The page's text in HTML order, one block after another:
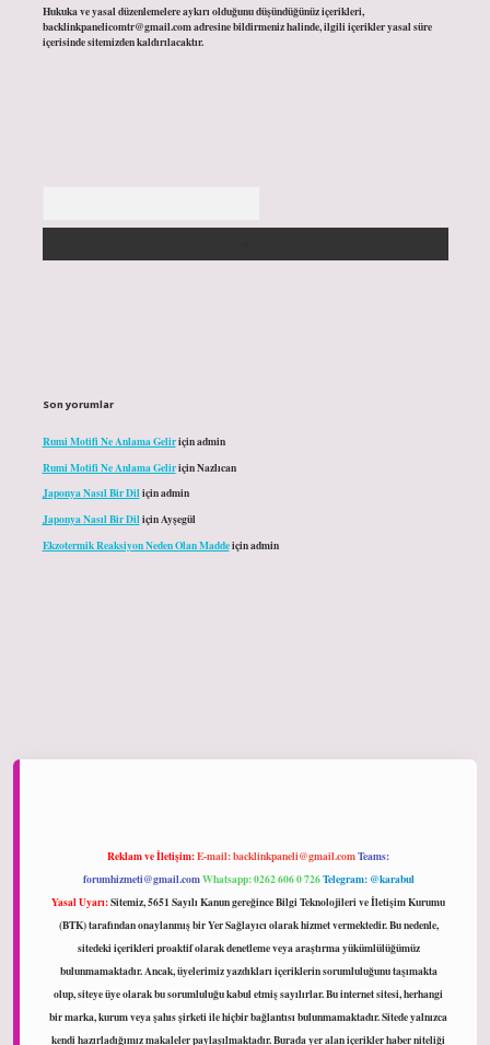
Hukuka ve yasal düzenlemelere aykırı olduğunu düşündüğünüz içerikleri,
backlinkpanelicomtr@gmail.comadresine bildirmeniz halinde, ilgili içerikler yasal süre
içerisinde sitemizden kaldırılacaktır.
Son yorumlar
Rumi Motifi Ne Anlama Geliriçinadmin
Rumi Motifi Ne Anlama GeliriçinNazlıcan
Japonya Nasıl Bir Diliçinadmin
Japonya Nasıl Bir DiliçinAyşegül
Ekzotermik Reaksiyon Neden Olan Maddeiçinadmin
Reklam ve İletişim:E-mail:backlinkpaneli@gmail.comTeams:
forumhizmeti@gmail.comWhatsapp: 0262 606 0 726Telegram: @karabul
Yasal Uyarı:Sitemiz, 5651 Sayılı Kanun gereğince Bilgi Teknolojileri ve İletişim Kurumu
(BTK) tarafından onaylanmış bir Yer Sağlayıcı olarak hizmet vermektedir. Bu nedenle,
sitedeki içerikleri proaktif olarak denetleme veya araştırma yükümlülüğümüz
bulunmamaktadır. Ancak, üyelerimiz yazdıkları içeriklerin sorumluluğunu taşımakta
olup, siteye üye olarak bu sorumluluğu kabul etmiş sayılırlar. Bu internet sitesi, herhangi
bir marka, kurum veya şahıs şirketi ile hiçbir bağlantısı bulunmamaktadır. Sitede yalnızca
kendi hazırladığımız makaleler paylaşılmaktadır. Burada yer alan içerikler haber niteliği